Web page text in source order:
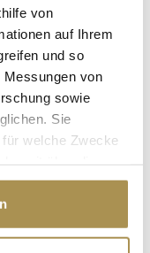
von
auf Ihrem
und so
Messungen von
sowie
Sie
welche Zwecke
auf das Privacy